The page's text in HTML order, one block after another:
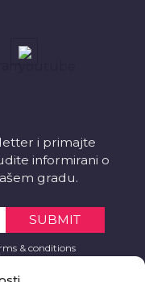
i primajte
informirani o
gradu.
& conditions